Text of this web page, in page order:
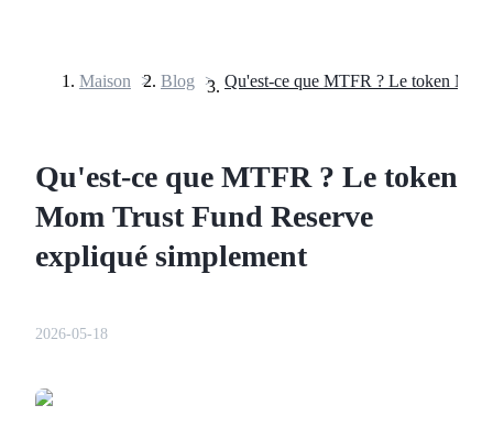
Maison > Blog >
Qu'est-ce que MTFR ? Le token
Mom Trust Fund Reserve
expliqué simplement
2026-05-18